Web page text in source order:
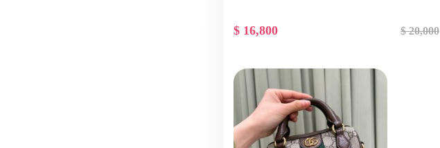
$ 16,800 $ 20,000